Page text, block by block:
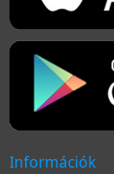
Információk